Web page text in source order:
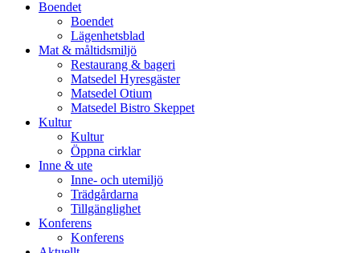
Boendet
Boendet
Lägenhetsblad
Mat & måltidsmiljö
Restaurang & bageri
Matsedel Hyresgäster
Matsedel Otium
Matsedel Bistro Skeppet
Kultur
Kultur
Öppna cirklar
Inne & ute
Inne- och utemiljö
Trädgårdarna
Tillgänglighet
Konferens
Konferens